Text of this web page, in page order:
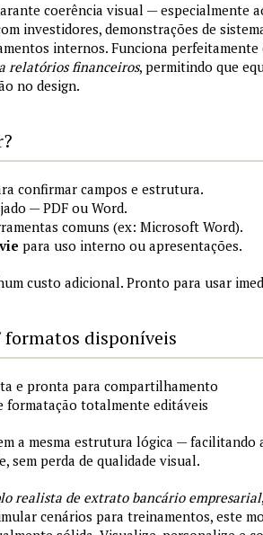
coerência visual — especialmente
investidores, demonstrações de
internos. Funciona perfeitamente
relatórios financeiros, permitindo que
no design.
confirmar campos e estrutura.
— PDF ou Word.
comuns (ex: Microsoft Word).
para uso interno ou apresentações.
custo adicional. Pronto para usar
disponíveis
e pronta para compartilhamento
formatação totalmente editáveis
a mesma estrutura lógica — facilitando
sem perda de qualidade visual.
realista de extrato bancário empresarial
cenários para treinamentos, este